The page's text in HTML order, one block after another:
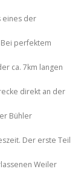
eines der
perfektem
ca. 7km langen
direkt an der
Bühler
Der erste Teil
Weiler